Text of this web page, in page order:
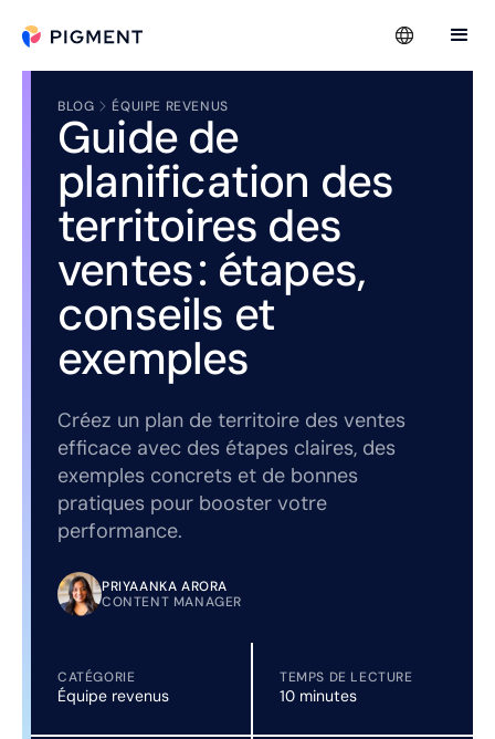
BLOG ÉQUIPE REVENUS
Guide de
planification des
territoires des
ventes : étapes,
conseils et
exemples
Créez un plan de territoire des ventes
efficace avec des étapes claires, des
exemples concrets et de bonnes
pratiques pour booster votre
performance.
PRIYAANKA ARORA
CONTENT MANAGER
CATÉGORIE
Équipe revenus
TEMPS DE LECTURE
10 minutes